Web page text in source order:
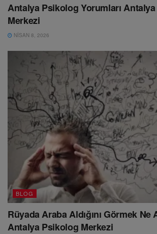
Antalya Psikolog Yorumları
Merkezi
NISAN 8, 2026
BLOG
Rüyada Araba Aldığını Görmek
Antalya Psikolog Merkezi